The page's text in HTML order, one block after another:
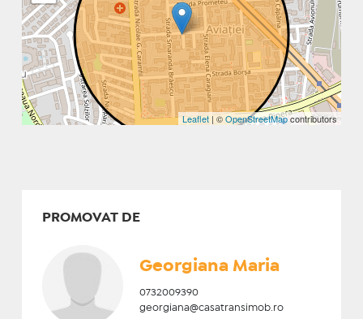
Leaflet | ©OpenStreetMapcontributors
PROMOVAT DE
Georgiana Maria
0732009390
georgiana@casatransimob.ro